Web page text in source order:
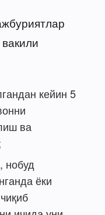
кейин 5
ва
нобуд
ёки